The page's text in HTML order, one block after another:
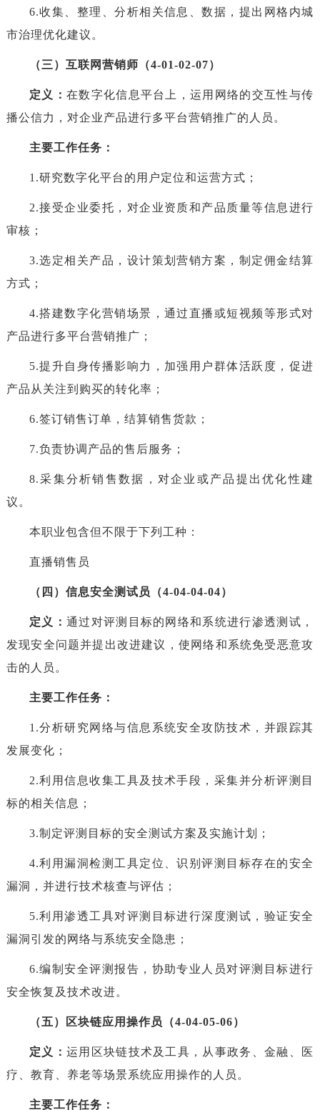
6.收集、整理、分析相关信息、数据，提出网格内城
市治理优化建议。
（三）互联网营销师（4-01-02-07）
定义： 在数字化信息平台上，运用网络的交互性与传
播公信力，对企业产品进行多平台营销推广的人员。
主要工作任务：
1.研究数字化平台的用户定位和运营方式；
2.接受企业委托，对企业资质和产品质量等信息进行
审核；
3.选定相关产品，设计策划营销方案，制定佣金结算
方式；
4.搭建数字化营销场景，通过直播或短视频等形式对
产品进行多平台营销推广；
5.提升自身传播影响力，加强用户群体活跃度，促进
产品从关注到购买的转化率；
6.签订销售订单，结算销售货款；
7.负责协调产品的售后服务；
8.采集分析销售数据，对企业或产品提出优化性建
议。
本职业包含但不限于下列工种：
直播销售员
（四）信息安全测试员（4-04-04-04）
定义： 通过对评测目标的网络和系统进行渗透测试，
发现安全问题并提出改进建议，使网络和系统免受恶意攻
击的人员。
主要工作任务：
1.分析研究网络与信息系统安全攻防技术，并跟踪其
发展变化；
2.利用信息收集工具及技术手段，采集并分析评测目
标的相关信息；
3.制定评测目标的安全测试方案及实施计划；
4.利用漏洞检测工具定位、识别评测目标存在的安全
漏洞，并进行技术核查与评估；
5.利用渗透工具对评测目标进行深度测试，验证安全
漏洞引发的网络与系统安全隐患；
6.编制安全评测报告，协助专业人员对评测目标进行
安全恢复及技术改进。
（五）区块链应用操作员（4-04-05-06）
定义： 运用区块链技术及工具，从事政务、金融、医
疗、教育、养老等场景系统应用操作的人员。
主要工作任务：